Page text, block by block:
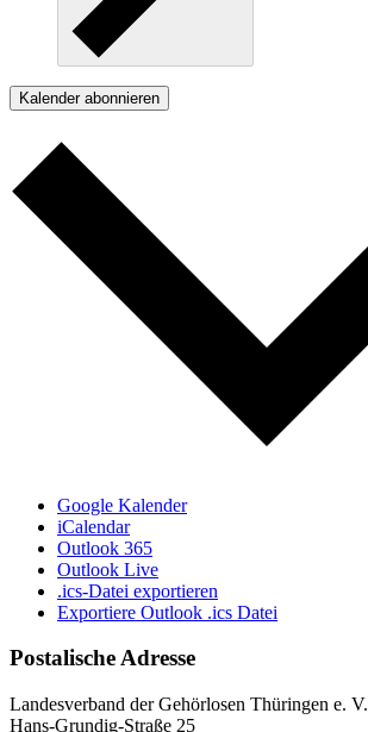
Kalender abonnieren
Google Kalender
iCalendar
Outlook 365
Outlook Live
.ics-Datei exportieren
Exportiere Outlook .ics Datei
Postalische Adresse
Landesverband der Gehörlosen Thüringen e. V.
Hans-Grundig-Straße 25